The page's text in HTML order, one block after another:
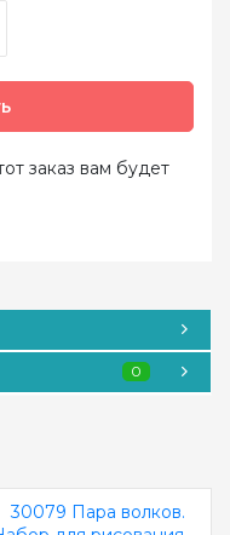
заказ вам будет
0